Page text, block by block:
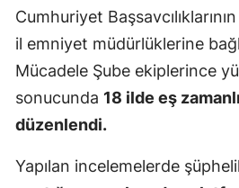
Cumhuriyet
il emniyet müdürlüklerine
Mücadele Şube ekiplerince
sonucunda 18 ilde eş
düzenlendi.
Yapılan incelemelerde